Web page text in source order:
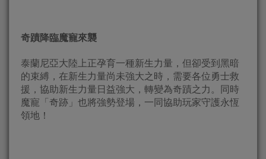
奇蹟降臨魔寵來襲
泰蘭尼亞大陸上正孕育一種新生力量，但卻受到黑暗
的束縛，在新生力量尚未強大之時，需要各位勇士救
援，協助新生力量日益強大，轉變為奇蹟之力。同時
魔寵「奇跡」也將強勢登場，一同協助玩家守護永恆
領地！